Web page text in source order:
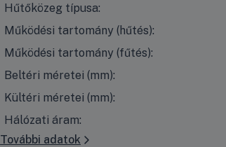
Hűtőközeg típusa:
Működési tartomány (hűtés):
Működési tartomány (fűtés):
Beltéri méretei (mm):
Kültéri méretei (mm):
Hálózati áram:
További adatok